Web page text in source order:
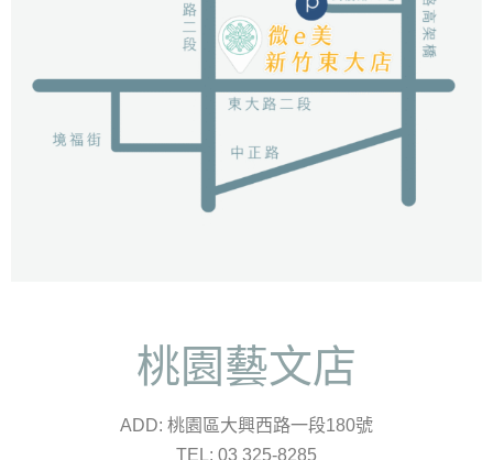
桃園藝文店
ADD: 桃園區大興西路一段180號
TEL: 03 325-8285